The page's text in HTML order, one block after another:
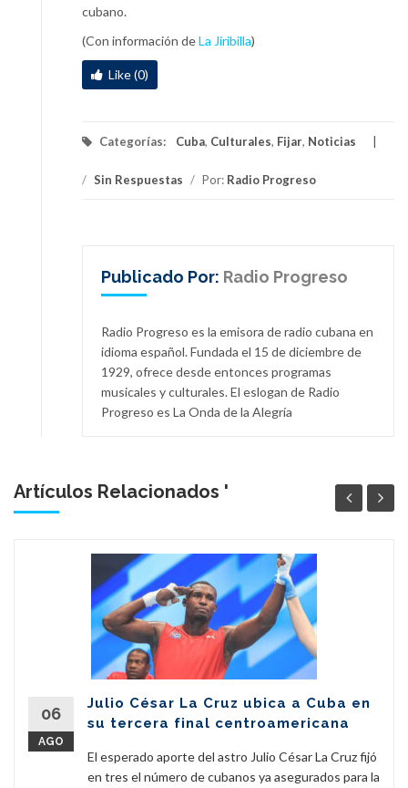
cubano.
(Con información deLa Jiribilla)
Like (0)
Categorías: Cuba, Culturales, Fijar, Noticias
/ Sin Respuestas / Por: Radio Progreso
Publicado Por: Radio Progreso
Radio Progreso es la emisora de radio cubana en
idioma español. Fundada el 15 de diciembre de
1929, ofrece desde entonces programas
musicales y culturales. El eslogan de Radio
Progreso es La Onda de la Alegría
Artículos Relacionados '
06
AGO
Julio César La Cruz ubica a Cuba en
su tercera final centroamericana
El esperado aporte del astro Julio César La Cruz fijó
en tres el número de cubanos ya asegurados para la